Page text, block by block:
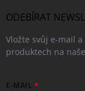
ODEBÍRAT
Vložte svůj e-mail
produktech na
E-MAIL